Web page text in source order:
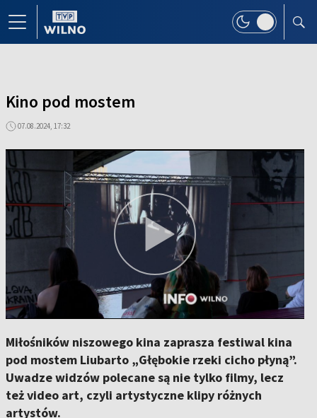
Kino pod mostem
07.08.2024, 17:32
Miłośników niszowego kina zaprasza festiwal kina
pod mostem Liubarto „Głębokie rzeki cicho płyną”.
Uwadze widzów polecane są nie tylko filmy, lecz
też video art, czyli artystyczne klipy różnych
artystów.